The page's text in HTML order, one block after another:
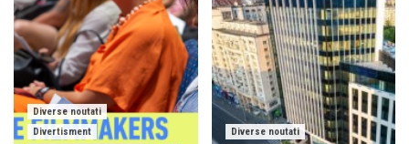
Diverse noutati
Divertisment
Diverse noutati